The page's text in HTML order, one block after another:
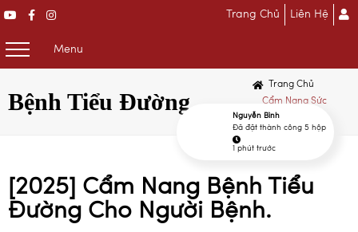
Trang Chủ Liên Hệ
Menu
Bệnh Tiểu Đường
Trang Chủ
Cẩm Nang Sức
Khỏe
[2025] Cẩm Nang Bệnh Tiểu
Đường Cho Người Bệnh.
1 phút trước
Nguyễn Bình
Đã đặt thành công 5 hộp
1 phút trước
2 phút trước